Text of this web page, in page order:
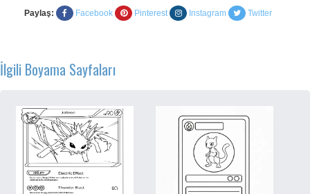
Paylaş: Facebook Pinterest Instagram Twitter
İlgili Boyama Sayfaları